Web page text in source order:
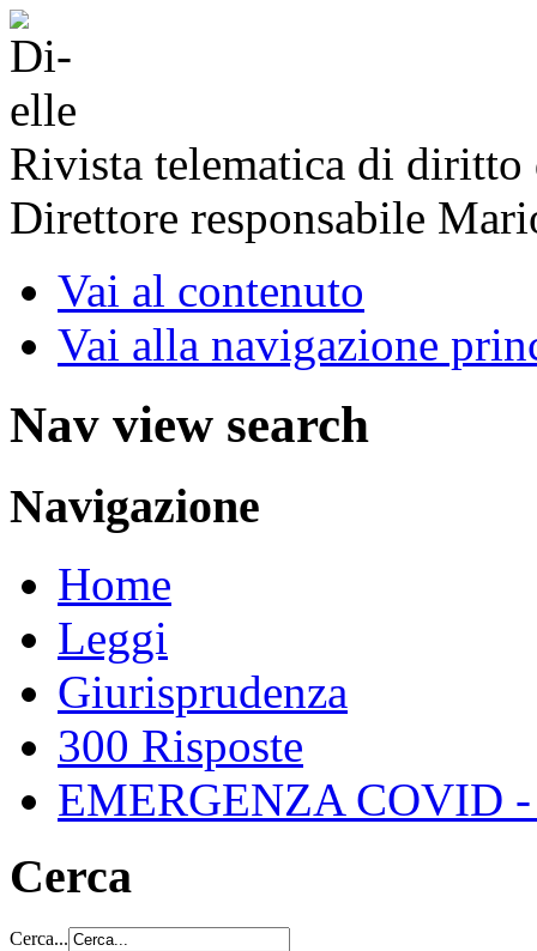
Rivista telematica di diritto
Direttore responsabile
Vai al contenuto
Vai alla navigazione
Nav view search
Navigazione
Home
Leggi
Giurisprudenza
300 Risposte
EMERGENZA COVID
Cerca
Cerca...